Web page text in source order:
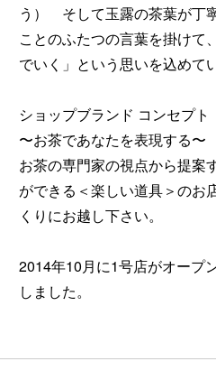
う） そして玉露の茶葉が丁
ことのふたつの言葉を掛けて
でいく」という思いを込めて
ショップブランド コンセプト
〜お茶であなたを表現する〜
お茶の専門家の視点から提案
ができる＜楽しい道具＞のお
くりにお越し下さい。
2014年10月に1号店がオープ
しました。